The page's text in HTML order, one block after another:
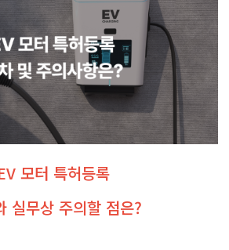
모터 특허등록
실무상 주의할 점은?